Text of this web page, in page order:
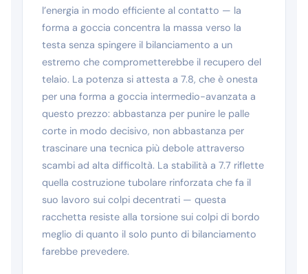
l’energia in modo efficiente al contatto — la
forma a goccia concentra la massa verso la
testa senza spingere il bilanciamento a un
estremo che comprometterebbe il recupero del
telaio. La potenza si attesta a 7.8, che è onesta
per una forma a goccia intermedio-avanzata a
questo prezzo: abbastanza per punire le palle
corte in modo decisivo, non abbastanza per
trascinare una tecnica più debole attraverso
scambi ad alta difficoltà. La stabilità a 7.7 riflette
quella costruzione tubolare rinforzata che fa il
suo lavoro sui colpi decentrati — questa
racchetta resiste alla torsione sui colpi di bordo
meglio di quanto il solo punto di bilanciamento
farebbe prevedere.